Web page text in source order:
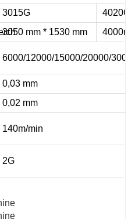
3015G
4020G
3050 mm * 1530 mm
6000/12000/15000/20000/
0,03 mm
0,02 mm
140m/min
2G